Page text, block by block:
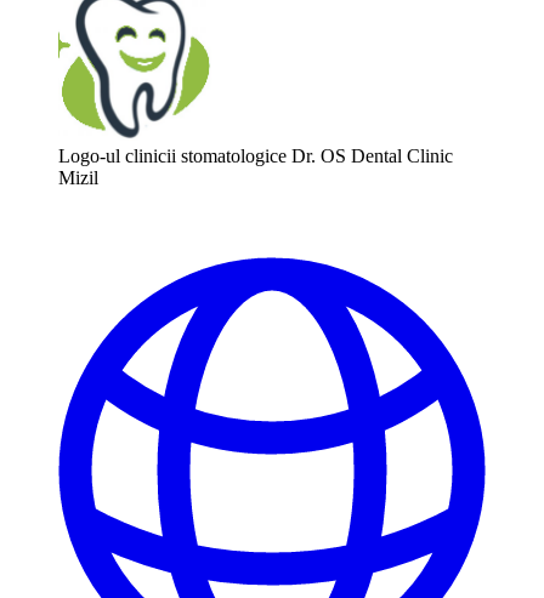
Logo-ul clinicii stomatologice Dr. OS Dental Clinic
Mizil